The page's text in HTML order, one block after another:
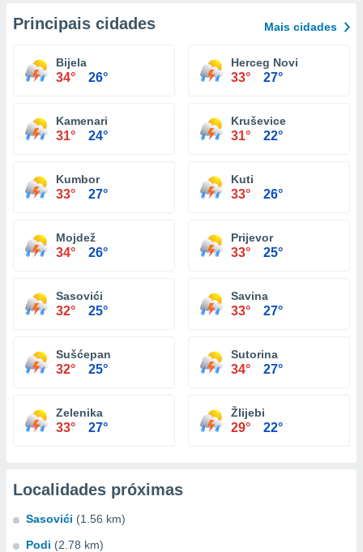
Principais cidades Mais cidades
Bijela
34° 26°
Herceg Novi
33° 27°
Kamenari
31° 24°
Kruševice
31° 22°
Kumbor
33° 27°
Kuti
33° 26°
Mojdež
34° 26°
Prijevor
33° 25°
Sasovići
32° 25°
Savina
33° 27°
Sušćepan
32° 25°
Sutorina
34° 27°
Zelenika
33° 27°
Žlijebi
29° 22°
Localidades próximas
Sasovići (1.56 km)
Podi (2.78 km)